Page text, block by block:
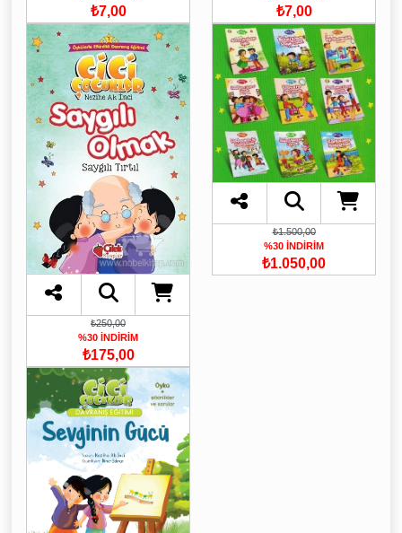
₺7,00 ₺7,00
₺250,00
%30 İNDİRİM
₺175,00
₺1.500,00
%30 İNDİRİM
₺1.050,00